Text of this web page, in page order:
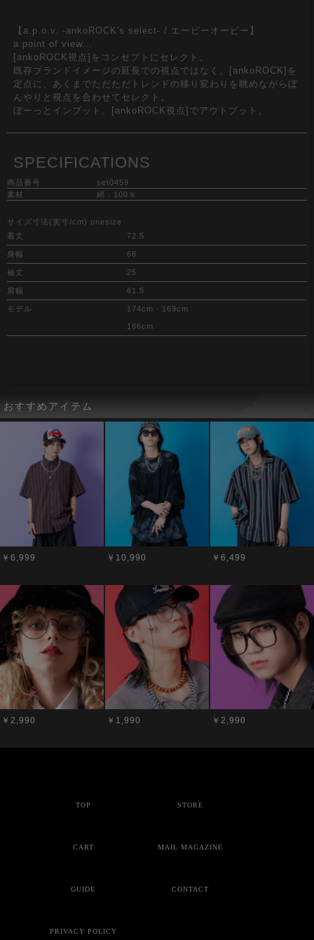
【a.p.o.v. -ankoROCK's select- / エーピーオービー】
a point of view...
[ankoROCK視点]をコンセプトにセレクト。
既存ブランドイメージの延長での視点ではなく、[ankoROCK]を
定点に、あくまでただただトレンドの移り変わりを眺めながらぼ
んやりと視点を合わせてセレクト。
ぼーっとインプット、[ankoROCK視点]でアウトプット。
SPECIFICATIONS
商品番号
set0459
素材
綿：100％
サイズ寸法(実寸/cm) onesize
着丈
72.5
身幅 68
袖丈 25
肩幅 61.5
モデル 174cm・169cm
166cm
おすすめアイテム
￥6,999 ￥10,990 ￥6,499
￥2,990 ￥1,990 ￥2,990
TOP STORE
CART MAIL MAGAZINE
GUIDE CONTACT
PRIVACY POLICY